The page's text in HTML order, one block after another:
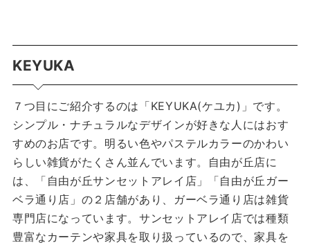
KEYUKA
７つ目にご紹介するのは「KEYUKA(ケユカ)」です。
シンプル・ナチュラルなデザインが好きな人にはおす
すめのお店です。明るい色やパステルカラーのかわい
らしい雑貨がたくさん並んでいます。自由が丘店に
は、「自由が丘サンセットアレイ店」「自由が丘ガー
ベラ通り店」の２店舗があり、ガーベラ通り店は雑貨
専門店になっています。サンセットアレイ店では種類
豊富なカーテンや家具を取り扱っているので、家具を